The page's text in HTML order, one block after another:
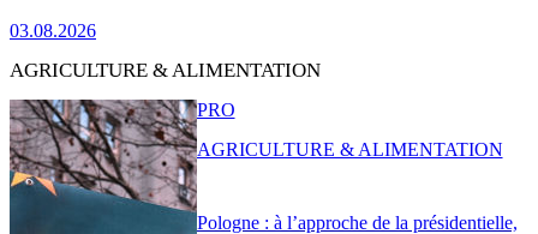
03.08.2026
AGRICULTURE & ALIMENTATION
Pologne : à l’approche de la présidentielle,
PRO
AGRICULTURE & ALIMENTATION